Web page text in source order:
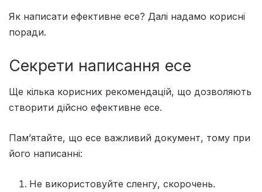
Як написати ефективне есе? Далі надамо корисні
поради.
Секрети написання есе
Ще кілька корисних рекомендацій, що дозволяють
створити дійсно ефективне есе.
Пам’ятайте, що есе важливий документ, тому при
його написанні:
Не використовуйте сленгу, скорочень.